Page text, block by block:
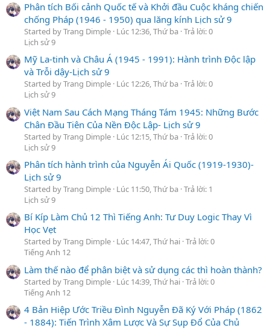
Phân tích Bối cảnh Quốc tế và Khởi đầu Cuộc kháng chiến
chống Pháp (1946 - 1950) qua lăng kính Lịch sử 9
Started by Trang Dimple Lúc 12:36, Thứ ba Trả lời: 0
Lịch sử 9
Mỹ La-tinh và Châu Á (1945 - 1991): Hành trình Độc lập
và Trỗi dậy-Lịch sử 9
Started by Trang Dimple Lúc 12:26, Thứ ba Trả lời: 0
Lịch sử 9
Việt Nam Sau Cách Mạng Tháng Tám 1945: Những Bước
Chân Đầu Tiên Của Nền Độc Lập- Lịch sử 9
Started by Trang Dimple Lúc 12:15, Thứ ba Trả lời: 0
Lịch sử 9
Phân tích hành trình của Nguyễn Ái Quốc (1919-1930)-
Lịch sử 9
Started by Trang Dimple Lúc 11:50, Thứ ba Trả lời: 1
Lịch sử 9
Bí Kíp Làm Chủ 12 Thì Tiếng Anh: Tư Duy Logic Thay Vì
Học Vẹt
Started by Trang Dimple Lúc 14:47, Thứ hai Trả lời: 0
Tiếng Anh 12
Làm thế nào để phân biệt và sử dụng các thì hoàn thành?
Started by Trang Dimple Lúc 14:39, Thứ hai Trả lời: 0
Tiếng Anh 12
4 Bản Hiệp Ước Triều Đình Nguyễn Đã Ký Với Pháp (1862
- 1884): Tiến Trình Xâm Lược Và Sự Sụp Đổ Của Chủ